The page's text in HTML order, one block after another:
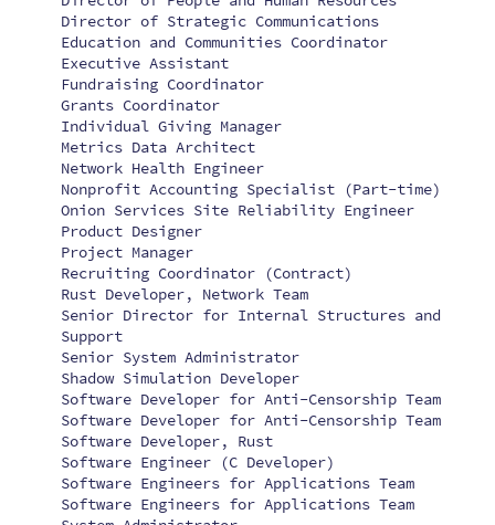
Director of Strategic Communications
Education and Communities Coordinator
Executive Assistant
Fundraising Coordinator
Grants Coordinator
Individual Giving Manager
Metrics Data Architect
Network Health Engineer
Nonprofit Accounting Specialist (Part-time)
Onion Services Site Reliability Engineer
Product Designer
Project Manager
Recruiting Coordinator (Contract)
Rust Developer, Network Team
Senior Director for Internal Structures and
Support
Senior System Administrator
Shadow Simulation Developer
Software Developer for Anti-Censorship Team
Software Developer for Anti-Censorship Team
Software Developer, Rust
Software Engineer (C Developer)
Software Engineers for Applications Team
Software Engineers for Applications Team